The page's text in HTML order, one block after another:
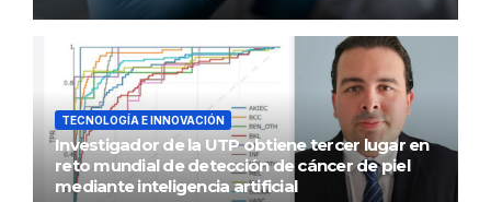
TECNOLOGÍA E INNOVACIÓN
Investigador de la UTP obtiene tercer lugar en
reto mundial de detección de cáncer de piel
mediante inteligencia artificial